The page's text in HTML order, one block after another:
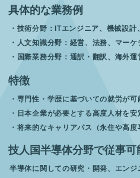
具体的な業務例
・技術分野：ITエンジニア、機械設
・人文知識分野：経営、法務、マー
・国際業務分野：通訳・翻訳、海外
特徴
・専門性・学歴に基づいての就労が可
・日本企業が必要とする高度人材を
・将来的なキャリアパス（永住や高
技人国半導体分野で従事可
半導体に関しての研究・開発、エン